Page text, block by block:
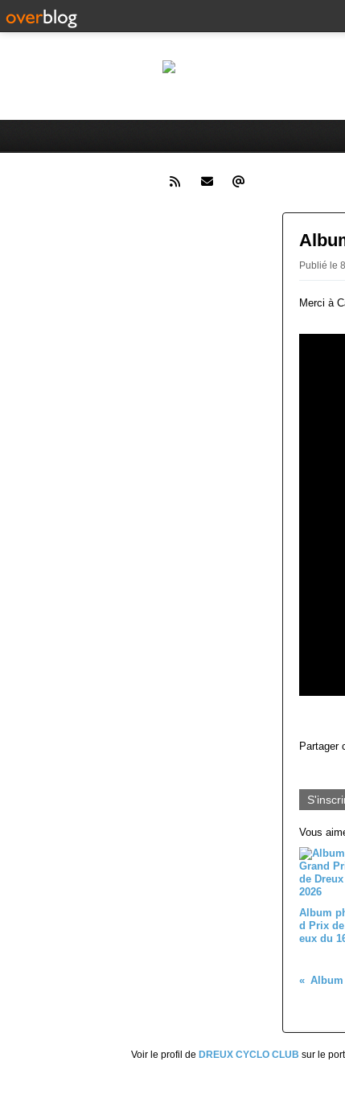
Publié le
Merci à
Partager
Vous
Album
d Prix
eux du
Voir le profil de DREUX CYCLO CLUB sur le